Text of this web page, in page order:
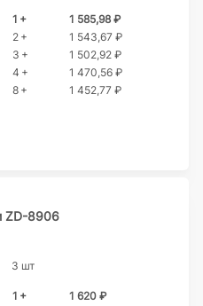
1 +
1 585,98 ₽
2 +
1 543,67 ₽
3 +
1 502,92 ₽
4 +
1 470,56 ₽
8 +
1 452,77 ₽
ZD-8906
3 шт
1 +
1 620 ₽